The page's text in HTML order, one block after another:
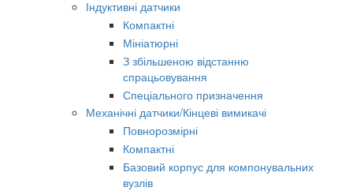
Індуктивні датчики
Компактні
Мініатюрні
З збільшеною відстанню
спрацьовування
Спеціального призначення
Механічні датчики/Кінцеві вимикачі
Повнорозмірні
Компактні
Базовий корпус для компонувальних
вузлів